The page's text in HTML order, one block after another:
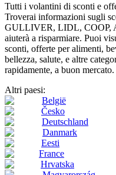
Tutti i volantini di sconti e
Troverai informazioni sugli
GULLIVER, LIDL, COOP,
aiuterà a risparmiare. Puoi
sconti, offerte per alimenti,
bellezza, salute, e altre
rapidamente, a buon mercato.
Altri paesi:
België
Česko
Deutschland
Danmark
Eesti
France
Hrvatska